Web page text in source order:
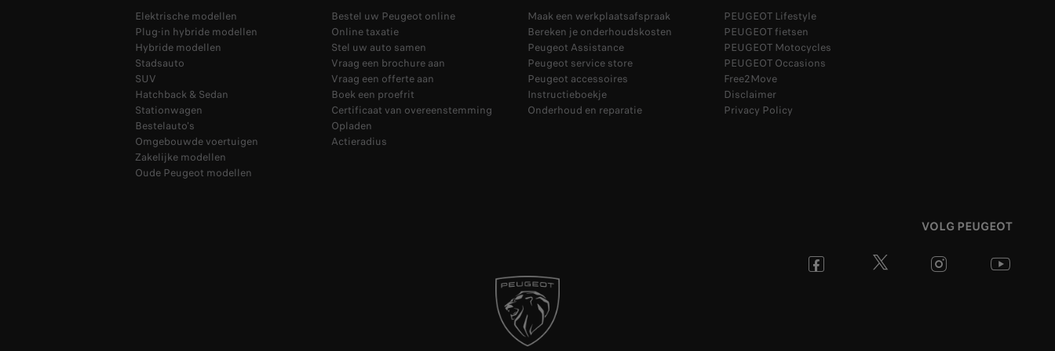
Elektrische modellen
Plug-in hybride modellen
Hybride modellen
Stadsauto
SUV
Hatchback & Sedan
Stationwagen
Bestelauto's
Omgebouwde voertuigen
Zakelijke modellen
Oude Peugeot modellen
Bestel uw Peugeot online
Online taxatie
Stel uw auto samen
Vraag een brochure aan
Vraag een offerte aan
Boek een proefrit
Certificaat van overeenstemming
Opladen
Actieradius
Maak een werkplaatsafspraak
Bereken je onderhoudskosten
Peugeot Assistance
Peugeot service store
Peugeot accessoires
Instructieboekje
Onderhoud en reparatie
PEUGEOT Lifestyle
PEUGEOT fietsen
PEUGEOT Motocycles
PEUGEOT Occasions
Free2Move
Disclaimer
Privacy Policy
VOLG PEUGEOT